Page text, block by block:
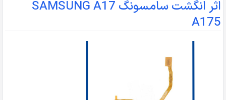
اثر انگشت سامسونگ SAMSUNG A17
A175